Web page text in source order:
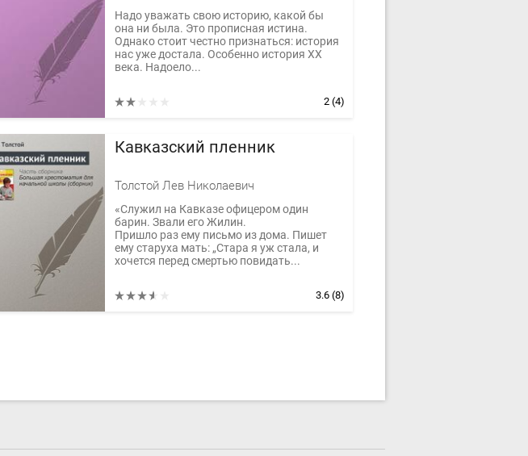
Надо уважать свою историю, какой бы
она ни была. Это прописная истина.
Однако стоит честно признаться: история
нас уже достала. Особенно история ХХ
века. Надоело...
2(4)
Кавказский пленник
Толстой Лев Николаевич
«Служил на Кавказе офицером один
барин. Звали его Жилин.
Пришло раз ему письмо из дома. Пишет
ему старуха мать: „Стара я уж стала, и
хочется перед смертью повидать...
3.6(8)